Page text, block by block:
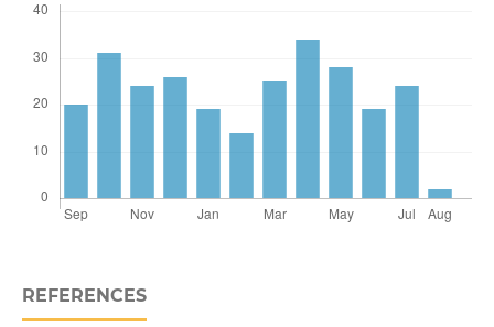
REFERENCES